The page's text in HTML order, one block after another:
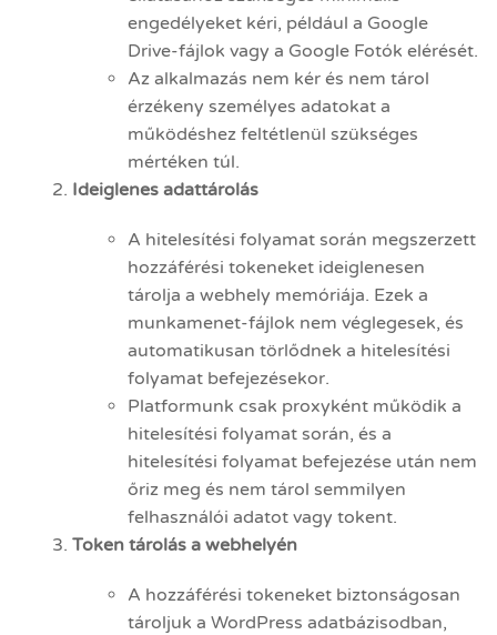
engedélyeket kéri, például a Google
Drive-fájlok vagy a Google Fotók elérését.
Az alkalmazás nem kér és nem tárol
érzékeny személyes adatokat a
működéshez feltétlenül szükséges
mértéken túl.
Ideiglenes adattárolás
A hitelesítési folyamat során megszerzett
hozzáférési tokeneket ideiglenesen
tárolja a webhely memóriája. Ezek a
munkamenet-fájlok nem véglegesek, és
automatikusan törlődnek a hitelesítési
folyamat befejezésekor.
Platformunk csak proxyként működik a
hitelesítési folyamat során, és a
hitelesítési folyamat befejezése után nem
őriz meg és nem tárol semmilyen
felhasználói adatot vagy tokent.
Token tárolás a webhelyén
A hozzáférési tokeneket biztonságosan
tároljuk a WordPress adatbázisodban,